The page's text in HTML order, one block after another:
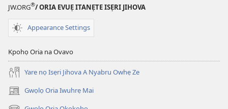
JW.ORG®/ ORIA EVUẸ ITANẸTE ISẸRI JIHOVA
Appearance Settings
Kpohọ Oria na Ovavo
Yare nọ Isẹri Jihova A Nyabru Owhẹ Ze
Gwọlọ Oria Iwuhrẹ Mai
(opens
new